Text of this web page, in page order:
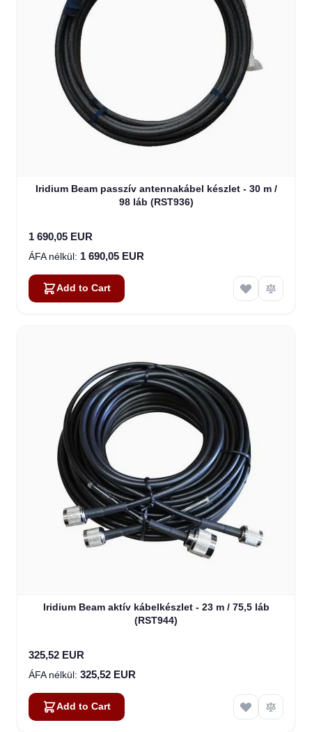
Iridium Beam passzív antennakábel készlet - 30 m /
98 láb (RST936)
1 690,05 EUR
1 690,05 EUR
Add to Cart
Iridium Beam aktív kábelkészlet - 23 m / 75,5 láb
(RST944)
325,52 EUR
325,52 EUR
Add to Cart